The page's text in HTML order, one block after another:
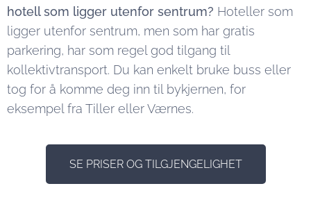
hotell som ligger utenfor sentrum? Hoteller som
ligger utenfor sentrum, men som har gratis
parkering, har som regel god tilgang til
kollektivtransport. Du kan enkelt bruke buss eller
tog for å komme deg inn til bykjernen, for
eksempel fra Tiller eller Værnes.
SE PRISER OG TILGJENGELIGHET